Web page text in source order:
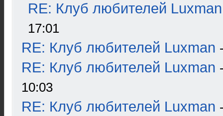
RE: Клуб любителей Luxman
17:01
RE: Клуб любителей Luxman
RE: Клуб любителей Luxman
10:03
RE: Клуб любителей Luxman